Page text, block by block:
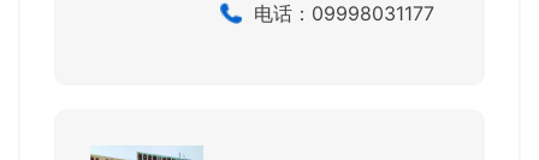
电话：09998031177